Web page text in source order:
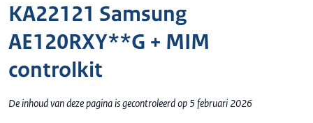
KA22121 Samsung
AE120RXY**G + MIM
controlkit
De inhoud van deze pagina is gecontroleerd op 5 februari 2026